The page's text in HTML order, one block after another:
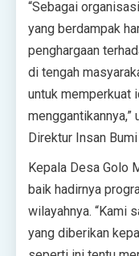
“Sebagai
yang berdampak
penghargaan
di tengah
untuk memperkuat
menggantikannya,”
Direktur Insan
Kepala Desa Golo
baik hadirnya
wilayahnya. “Kami
yang diberikan